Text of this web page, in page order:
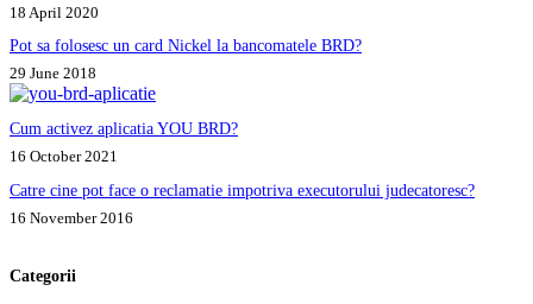
18 April 2020
Pot sa folosesc un card Nickel la bancomatele BRD?
29 June 2018
Cum activez aplicatia YOU BRD?
16 October 2021
Catre cine pot face o reclamatie impotriva executorului judecatoresc?
16 November 2016
Categorii